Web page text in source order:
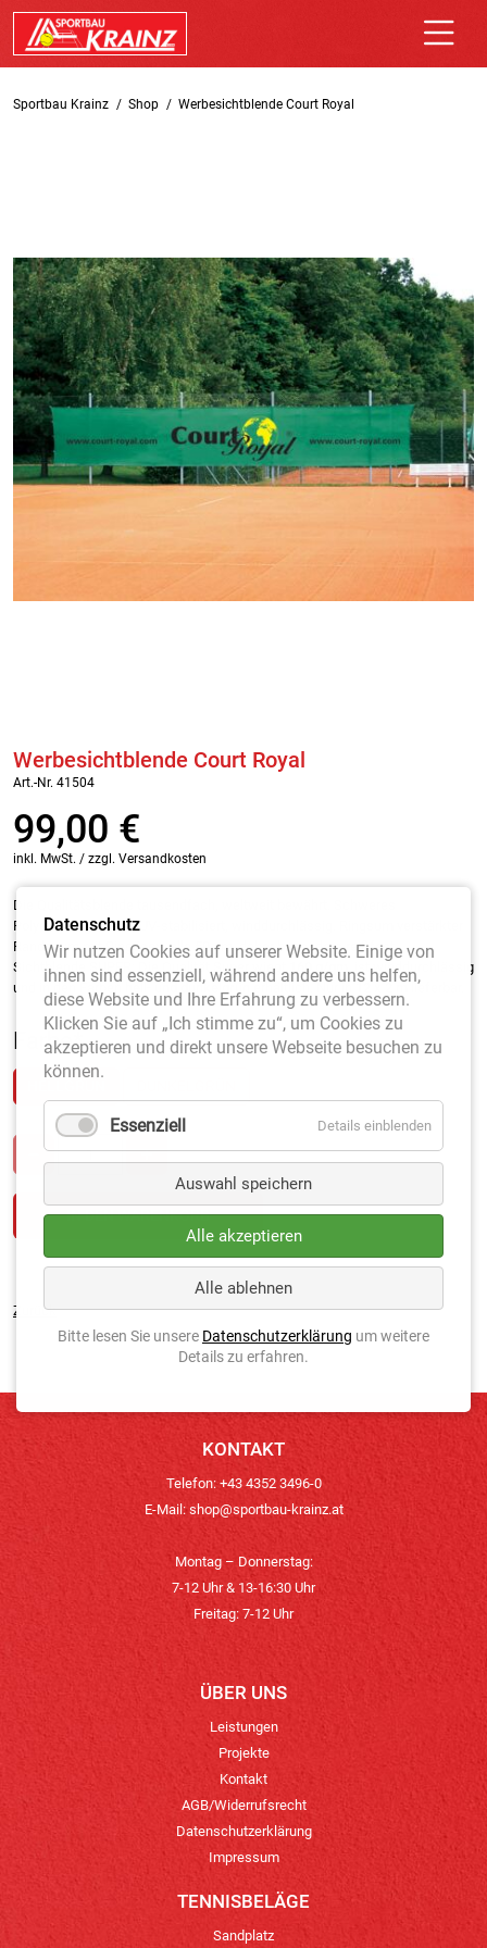
Sportbau Krainz Shop Werbesichtblende Court Royal
Werbesichtblende Court Royal
Art.-Nr. 41504
99,00 €
inkl. MwSt. / zzgl. Versandkosten
Die Qualitätsblende tausendfach, weltweit bewährt. Schweres
Polyethylengewebe, UV-stabilisiert, winddurchlässig. Ringsum verstärkter
Randsaum mit Ringösen, alle 50 cm, daher besonders reißfest.
Sichtblende SUPER: Die Qualität Super wiegt
160 g/qm
, ist winddurchlässig
und in den Farben
hell- und dunkelgrün lieferbar.
Farbe*
Zurück
KONTAKT
Telefon: +43 4352 3496-0
E-Mail:shop@sportbau-krainz.at
Montag – Donnerstag:
7-12 Uhr & 13-16:30 Uhr
Freitag: 7-12 Uhr
ÜBER UNS
Leistungen
Projekte
Kontakt
AGB/Widerrufsrecht
Datenschutzerklärung
Impressum
TENNISBELÄGE
Sandplatz
Datenschutz
Wir nutzen Cookies auf unserer Website. Einige von
ihnen sind essenziell, während andere uns helfen,
diese Website und Ihre Erfahrung zu verbessern.
Klicken Sie auf „Ich stimme zu“, um Cookies zu
akzeptieren und direkt unsere Webseite besuchen zu
können.
Essenziell Details einblenden
Auswahl speichern
Alle akzeptieren
Alle ablehnen
Bitte lesen Sie unsere Datenschutzerklärung um weitere
Details zu erfahren.